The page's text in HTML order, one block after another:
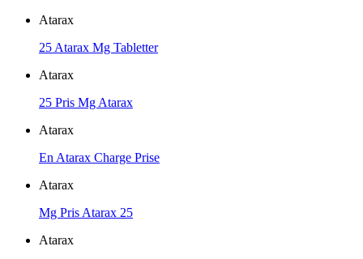
Atarax
25 Atarax Mg Tabletter
Atarax
25 Pris Mg Atarax
Atarax
En Atarax Charge Prise
Atarax
Mg Pris Atarax 25
Atarax